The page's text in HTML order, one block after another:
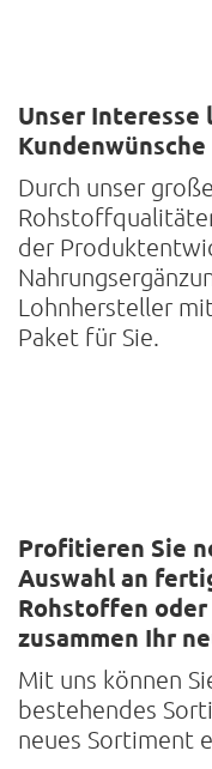
Unser Interesse
Durch unser
der
Lohnhersteller
Paket für Sie.
Profitieren Sie
Auswahl an
Rohstoffen
zusammen Ihr
Mit uns können
bestehendes
neues Sortiment